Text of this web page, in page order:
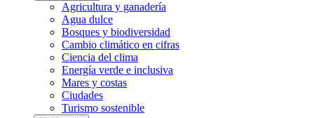
Agricultura y ganadería
Agua dulce
Bosques y biodiversidad
Cambio climático en cifras
Ciencia del clima
Energía verde e inclusiva
Mares y costas
Ciudades
Turismo sostenible